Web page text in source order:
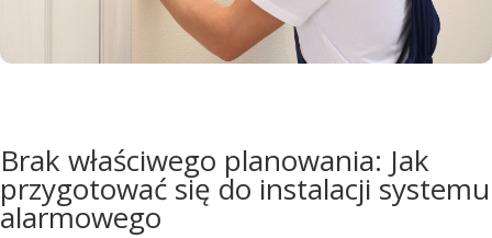
Brak właściwego planowania: Jak
przygotować się do instalacji systemu
alarmowego